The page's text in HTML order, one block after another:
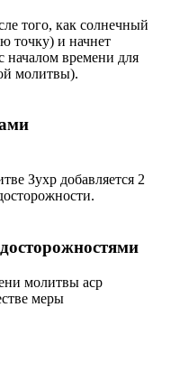
того, как солнечный
точку) и начнет
началом времени для
молитвы).
Зухр добавляется 2
молитвы аср
меры